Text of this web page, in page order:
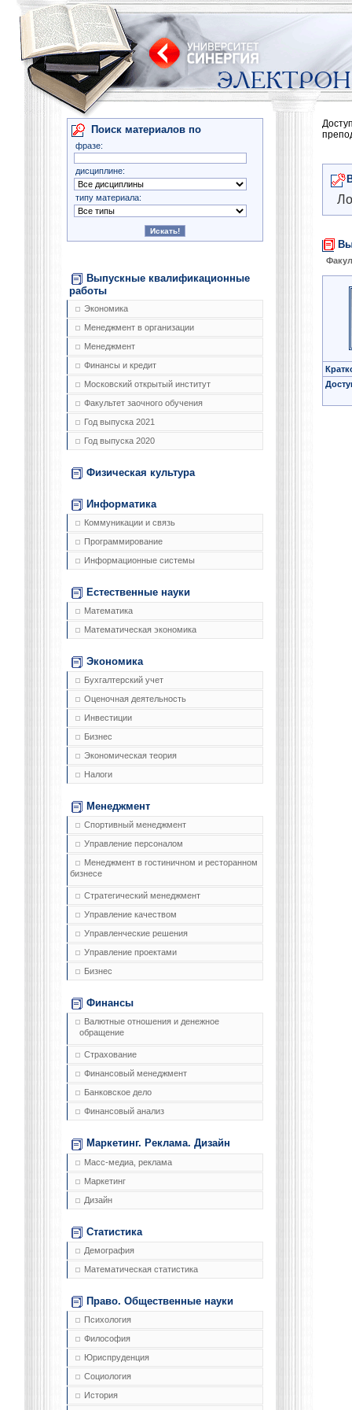
Поиск материалов по
фразе:
дисциплине:
типу материала:
Выпускные квалификационные
работы
Экономика
Менеджмент в организации
Менеджмент
Финансы и кредит
Московский открытый институт
Факультет заочного обучения
Год выпуска 2021
Год выпуска 2020
Физическая культура
Информатика
Коммуникации и связь
Программирование
Информационные системы
Естественные науки
Математика
Математическая экономика
Экономика
Бухгалтерский учет
Оценочная деятельность
Инвестиции
Бизнес
Экономическая теория
Налоги
Менеджмент
Спортивный менеджмент
Управление персоналом
Менеджмент в гостиничном и ресторанном
бизнесе
Стратегический менеджмент
Управление качеством
Управленческие решения
Управление проектами
Бизнес
Финансы
Валютные отношения и денежное
обращение
Страхование
Финансовый менеджмент
Банковское дело
Финансовый анализ
Маркетинг. Реклама. Дизайн
Масс-медиа, реклама
Маркетинг
Дизайн
Статистика
Демография
Математическая статистика
Право. Общественные науки
Психология
Философия
Юриспруденция
Социология
История